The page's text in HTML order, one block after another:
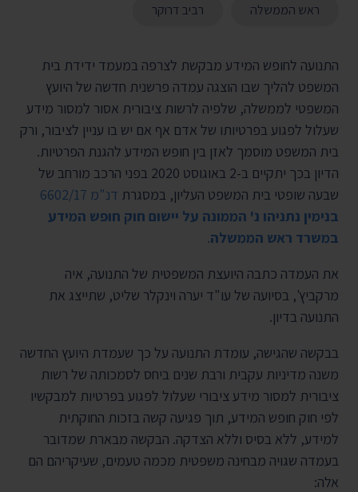
ראש הממשלה רביב דרוקר
התנועה לחופש המידע מבקשת לצרפה במעמד ידידת בית
המשפט להליך שבו הוצגה עמדה פרשנית חדשה של היועץ
המשפטי לממשלה, שלפיה לרשות ציבורית אסור למסור מידע
שעלול לפגוע בפרטיותו של אדם אף אם יש בו עניין לציבור, ורק
בית המשפט מוסמך לאזן בין חופש המידע להגנת הפרטיות.
הדיון בכך יתקיים ב-2 באוגוסט 2020 בפני הרכב מורחב של
שבעה שופטי בית המשפט העליון, במסגרת דנ"מ 6602/17
בנימין נתניהו נ' הממונה על יישום חוק חופש המידע
במשרד ראש הממשלה.
את העמדה כתבה היועצת המשפטית של התנועה, איה
מרקביץ', בסיועה של עו"ד יערה וינקלר שליט, שתייצג את
התנועה בדיון.
בבקשה שהגישה, עומדת התנועה על כך שעמדת היועץ החדשה
משנה מדיניות עקבית ורבת שנים ביחס לסמכותה של רשות
ציבורית למסור מידע ציבורי שעלול לפגוע בפרטיות למבקשיו
לפי חוק חופש המידע, תוך פגיעה קשה בזכות החוקתית
למידע, ללא בסיס וללא הצדקה. הבקשה מבארת שמדובר
בעמדה שגויה מבחינה משפטית מכמה טעמים, שעיקריהם הם
אלה: